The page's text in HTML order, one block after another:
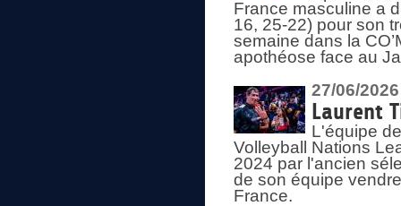
France masculine a
16, 25-22) pour son
semaine dans la
apothéose face au
27/06/2026
Laurent
L'équipe
Volleyball Nations
2024 par l'ancien
de son équipe
France.